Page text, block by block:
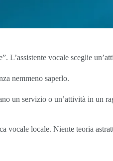
L’assistente vocale sceglie
nemmeno saperlo.
un servizio o un’attività in un
locale. Niente teoria